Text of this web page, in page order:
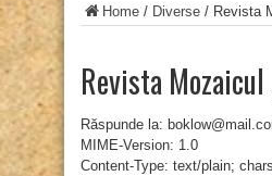
Home / Diverse / Revista
Revista
Răspunde la:
MIME-Version: 1.0
Content-Type: text/plain;